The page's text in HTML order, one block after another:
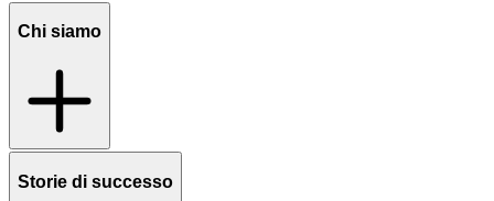
Chi siamo
Storie di successo